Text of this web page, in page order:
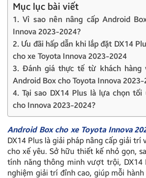
Mục lục bài viết
1. Vì sao nên nâng cấp Android
Innova 2023-2024?
2. Ưu đãi hấp dẫn khi lắp đặt DX14
cho xe Toyota Innova 2023-2024
3. Đánh giá thực tế từ khách hàng
Android Box cho Toyota Innova
4. Tại sao DX14 Plus là lựa chọn tối
cho Innova 2023-2024?
Android Box cho xe Toyota Innova
DX14 Plus là giải pháp nâng cấp giải trí
cho xế yêu. Sở hữu thiết kế nhỏ gọn,
tính năng thông minh vượt trội, DX14
nghiệm giải trí đỉnh cao, giúp mỗi